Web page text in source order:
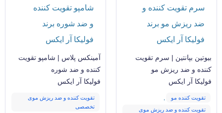
بیوتین بپانتین | سرم تقویت
کننده و ضد ریزش مو
فولیکا آر ایکس
تقویت کننده مو
تقویت کننده و ضد ریزش موی
آمینکس پلاس | شامپو تقویت
کننده و ضد شوره
فولیکا آر ایکس
تقویت کننده و ضد ریزش موی
تخصصی